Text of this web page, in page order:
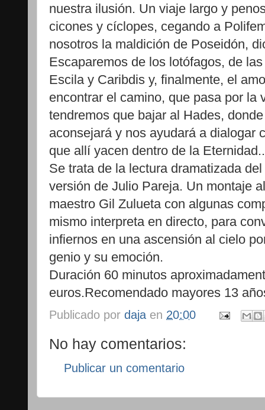
nuestra ilusión. Un viaje largo y
cicones y cíclopes, cegando a
nosotros la maldición de Poseidón,
Escaparemos de los lotófagos, de
Escila y Caribdis y, finalmente, el
encontrar el camino, que pasa por la
tendremos que bajar al Hades,
aconsejará y nos ayudará a dialogar
que allí yacen dentro de la
Se trata de la lectura dramatizada
versión de Julio Pareja. Un montaje
maestro Gil Zulueta con algunas
mismo interpreta en directo, para
infiernos en una ascensión al cielo
genio y su emoción.
Duración 60 minutos
euros.Recomendado mayores 13
Publicado por daja en 20:00
No hay comentarios:
Publicar un comentario